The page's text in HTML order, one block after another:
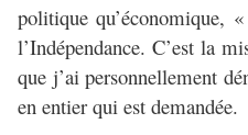
politique qu’économique,
l’Indépendance. C’est la
que j’ai personnellement
en entier qui est demandée.